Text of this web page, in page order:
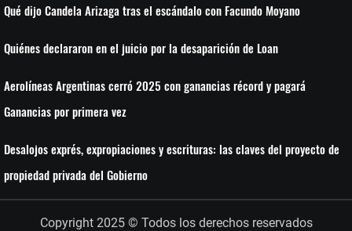
Qué dijo Candela Arizaga tras el escándalo con Facundo Moyano
Quiénes declararon en el juicio por la desaparición de Loan
Aerolíneas Argentinas cerró 2025 con ganancias récord y pagará
Ganancias por primera vez
Desalojos exprés, expropiaciones y escrituras: las claves del proyecto de
propiedad privada del Gobierno
Copyright 2025 © Todos los derechos reservados